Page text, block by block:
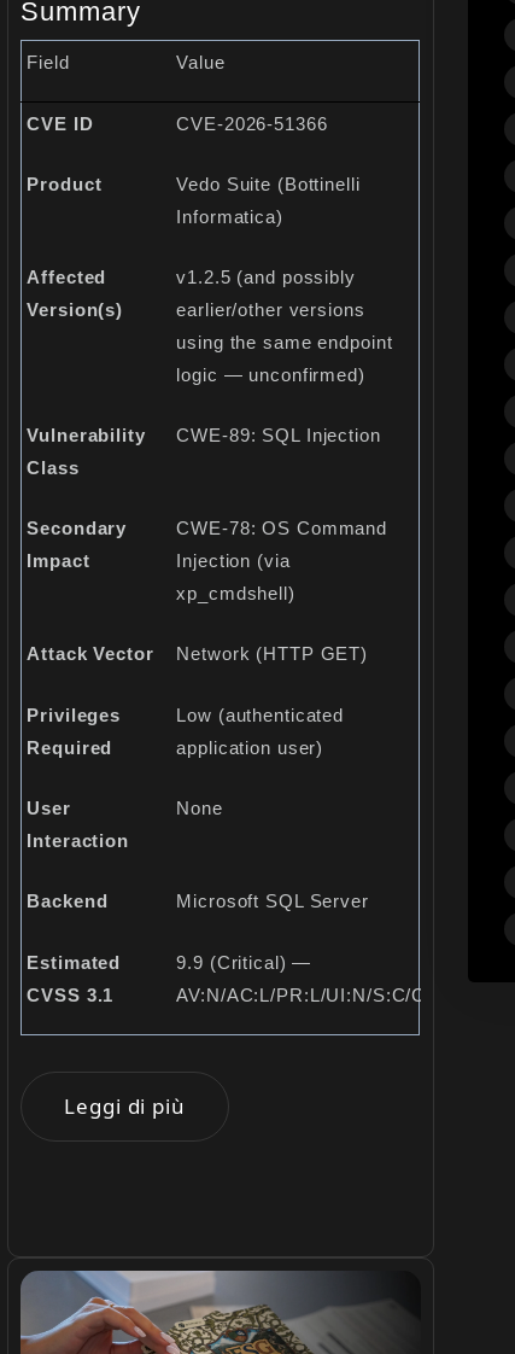
A:N
A:H
Summary
Field Value
CVE ID CVE-2026-51366
Product
Vedo Suite (Bottinelli
Informatica)
Affected
Version(s)
v1.2.5 (and possibly
earlier/other versions
using the same endpoint
logic — unconfirmed)
Vulnerability
Class
CWE-89: SQL Injection
Secondary
Impact
CWE-78: OS Command
Injection (via
xp_cmdshell)
Attack Vector Network (HTTP GET)
Privileges
Required
Low (authenticated
application user)
User
Interaction
None
Backend Microsoft SQL Server
Estimated
CVSS 3.1
9.9 (Critical) —
AV:N/AC:L/PR:L/UI:N/S:C/C:H/I:H/A:H
Leggi di più